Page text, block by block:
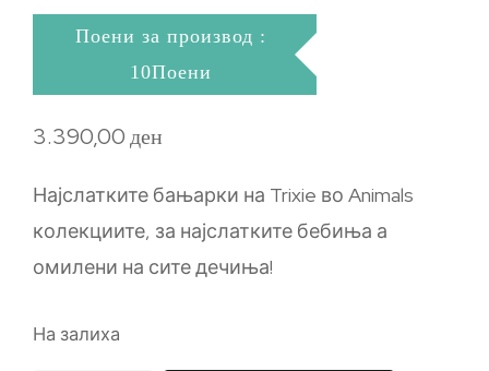
Поени за производ :
10Поени
3.390,00ден
Најслатките бањарки на Trixie во Animals
колекциите, за најслатките бебиња а
омилени на сите дечиња!
На залиха